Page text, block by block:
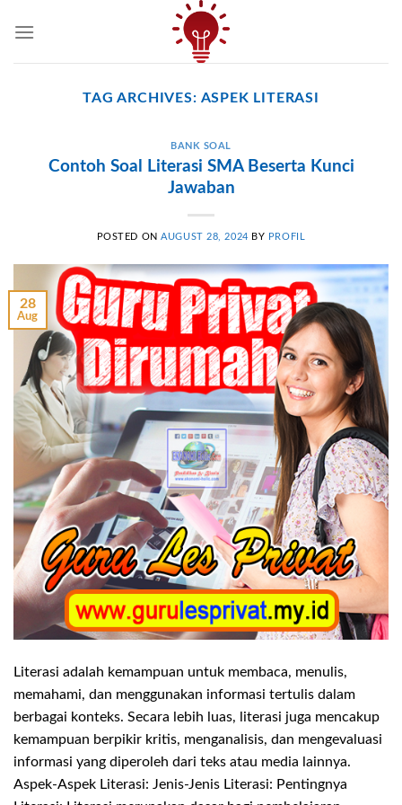
TAG ARCHIVES: ASPEK LITERASI
BANK SOAL
Contoh Soal Literasi SMA Beserta Kunci
Jawaban
POSTED ONAUGUST 28, 2024 BY PROFIL
28
Aug
Literasi adalah kemampuan untuk membaca, menulis,
memahami, dan menggunakan informasi tertulis dalam
berbagai konteks. Secara lebih luas, literasi juga mencakup
kemampuan berpikir kritis, menganalisis, dan mengevaluasi
informasi yang diperoleh dari teks atau media lainnya.
Aspek-Aspek Literasi: Jenis-Jenis Literasi: Pentingnya